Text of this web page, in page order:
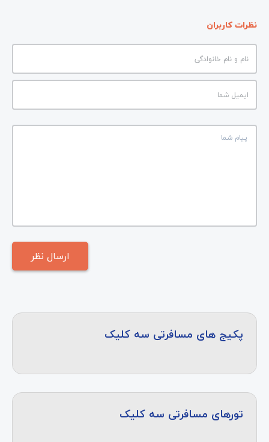
نظرات کاربران
پکیج های مسافرتی سه کلیک
تورهای مسافرتی سه کلیک